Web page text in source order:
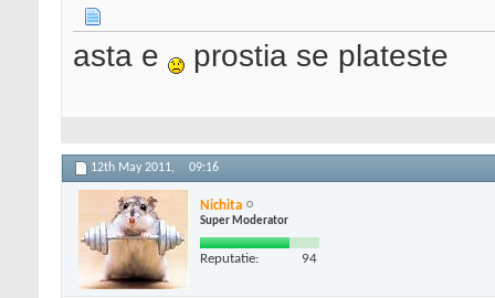
asta e prostia se plateste
12th May 2011, 09:16
Nichita
Super Moderator
Reputatie: 94